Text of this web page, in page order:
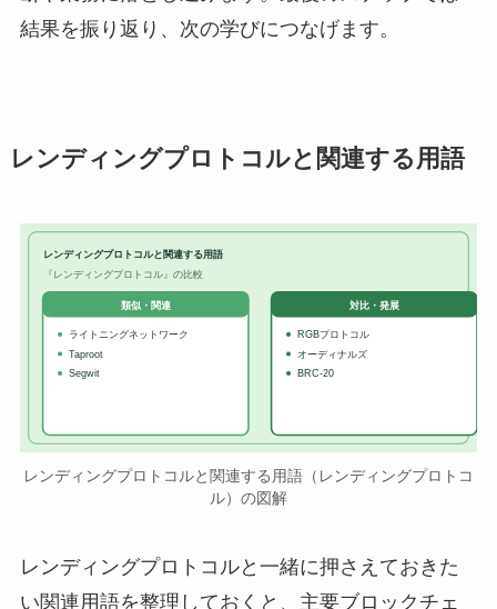
結果を振り返り、次の学びにつなげます。
レンディングプロトコルと関連する用語
レンディングプロトコルと関連する用語
『レンディングプロトコル』の比較
類似・関連
ライトニングネットワーク
Taproot
Segwit
対比・発展
RGBプロトコル
オーディナルズ
BRC-20
レンディングプロトコルと関連する用語（レンディングプロトコ
ル）の図解
レンディングプロトコルと一緒に押さえておきた
い関連用語を整理しておくと、主要ブロックチェ